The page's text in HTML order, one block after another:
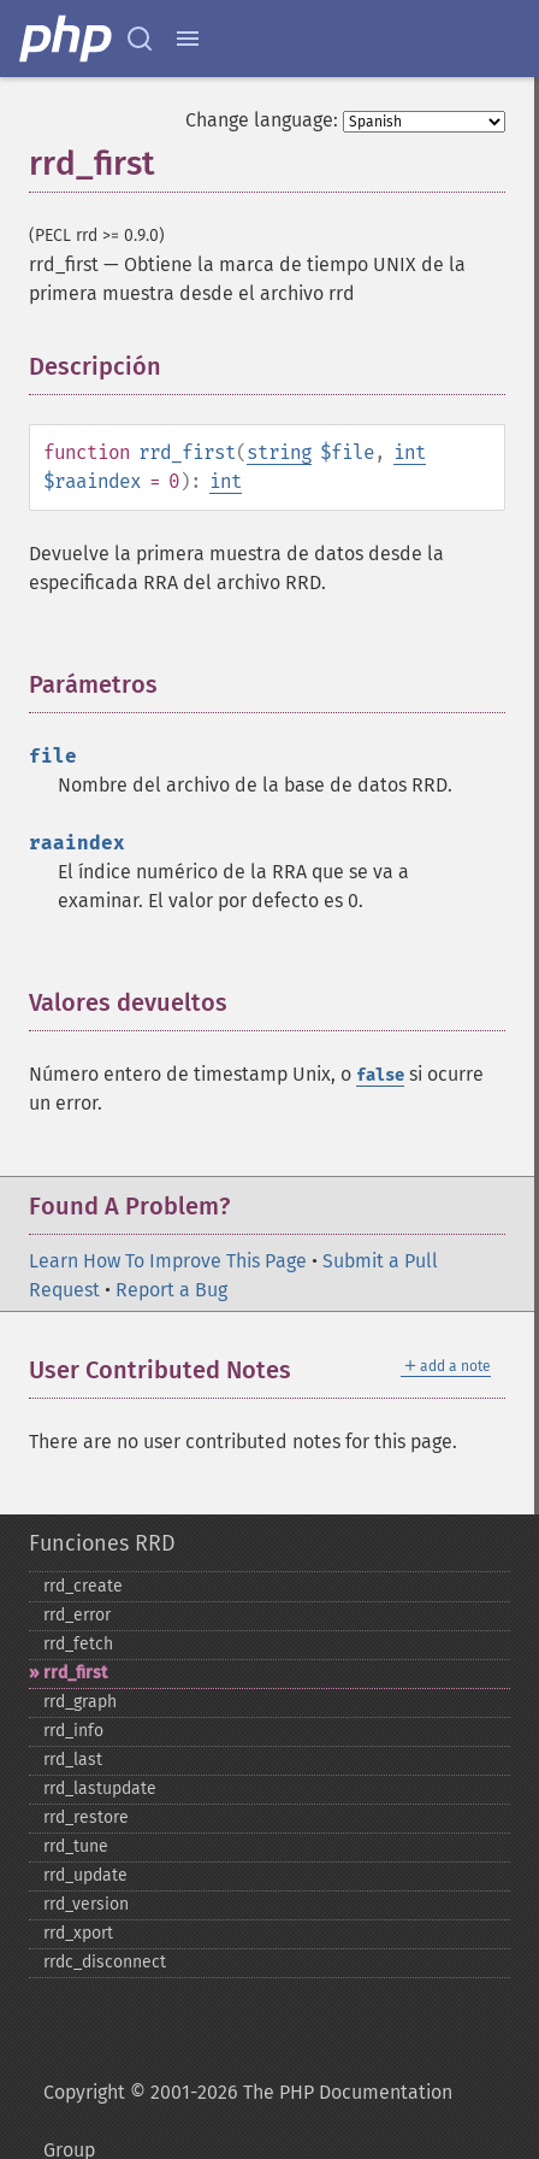
Change language:
rrd_first
(PECL rrd >= 0.9.0)
rrd_first — Obtiene la marca de tiempo UNIX de la
primera muestra desde el archivo rrd
Descripción
function rrd_first(string $file,
int
$raaindex = 0): int
Devuelve la primera muestra de datos desde la
especificada RRA del archivo RRD.
Parámetros
file
Nombre del archivo de la base de datos RRD.
raaindex
El índice numérico de la RRA que se va a
examinar. El valor por defecto es 0.
Valores devueltos
Número entero de timestamp Unix, o false si ocurre
un error.
Found A Problem?
Learn How To Improve This Page • Submit a Pull
Request • Report a Bug
＋ add a note
User Contributed Notes
There are no user contributed notes for this page.
Funciones RRD
rrd_​create
rrd_​error
rrd_​fetch
rrd_​first
rrd_​graph
rrd_​info
rrd_​last
rrd_​lastupdate
rrd_​restore
rrd_​tune
rrd_​update
rrd_​version
rrd_​xport
rrdc_​disconnect
Copyright © 2001-2026 The PHP Documentation
Group